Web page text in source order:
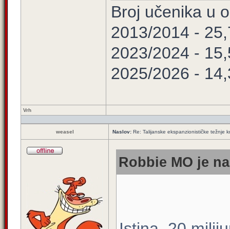
Broj učenika u
2013/2014 -
2023/2024 -
2025/2026 -
Vrh
weasel Naslov: Re: Talijanske ekspanzionističke težnje
Robbie MO je